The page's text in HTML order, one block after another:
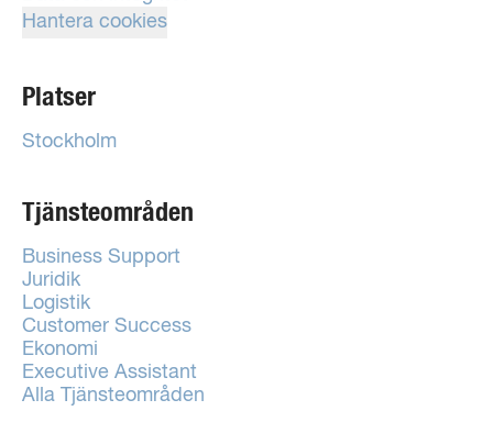
Hantera cookies
Platser
Stockholm
Tjänsteområden
Business Support
Juridik
Logistik
Customer Success
Ekonomi
Executive Assistant
Alla Tjänsteområden